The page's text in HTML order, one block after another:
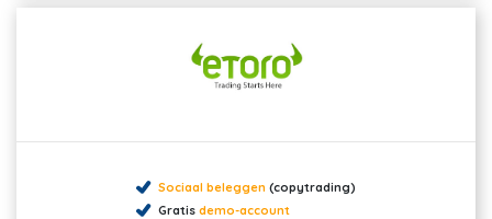
Sociaal beleggen (copytrading)
Gratis demo-account